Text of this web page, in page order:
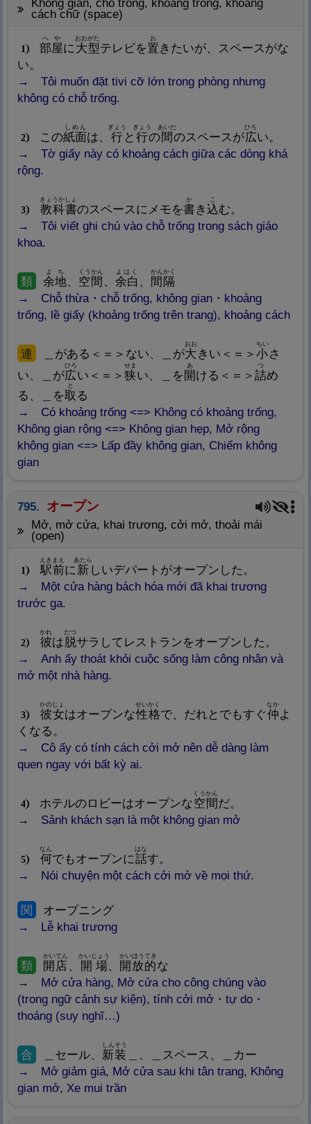
không gian, chỗ trống, khoảng trống, khoảng
cách chữ (space)
1 部屋
Nghĩa: Mái nhà, nóc nhà, nhà ở,
へや
に大型
Nghĩa: Khuôn mẫu, làm gương,
おおがた
テレビを置
お
きたいが、スペースがな
い。
Tôi muốn đặt tivi cỡ lớn trong phòng nhưng
không có chỗ trống.
2 この紙面
しめん
は、 行
ぎょう
と 行
ぎょう
の間
あいだ
のスペースが広
ひろ
い。
Tờ giấy này có khoảng cách giữa các dòng khá
rộng.
3 教科書
きょうかしょ
のスペースにメモを書
か
き込
こ
む。
Tôi viết ghi chú vào chỗ trống trong sách giáo
khoa.
類 余
Nghĩa: Thừa ra, số lẻ ra, ngoài
地
Nghĩa: Đất, địa hình
よち
、 空
Nghĩa: Rỗng không, hư không,
間
Nghĩa: Khoảng, ở giữa, bên
くうかん
、 余
Nghĩa: Thừa ra, số lẻ ra, ngoài
白
よはく
、 間 隔
かんかく
Chỗ thừa・chỗ trống, không gian・khoảng
trống, lề giấy (khoảng trống trên trang), khoảng cách
連 ＿がある＜＝＞ない、＿が大
おお
きい＜＝＞ 小
ちい
さ
い、＿が広
ひろ
い＜＝＞ 狭
せま
い、＿を 開
あ
ける＜＝＞ 詰
Nghĩa: Hỏi vặn, truy cứu, điều
つ
め
る、＿を取
と
る
Có khoảng trống <=> Không có khoảng trống,
Không gian rộng <=> Không gian hẹp, Mở rộng
không gian <=> Lấp đầy không gian, Chiếm không
gian
795. オープン
mở, mở cửa, khai trương, cởi mở, thoải mái
(open)
1 駅前
Nghĩa: Trước, trước đây, trước
えきまえ
に新
あたら
しいデパートがオープンした。
Một cửa hàng bách hóa mới đã khai trương
trước ga.
2 彼
Nghĩa: Bên kia, kẻ khác, đối
かれ
は脱
Nghĩa: Cởi, bỏ ra, thoát khỏi,
だつ
サラしてレストランをオープンした。
Anh ấy thoát khỏi cuộc sống làm công nhân và
mở một nhà hàng.
3 彼
Nghĩa: Bên kia, kẻ khác, đối
phương
女
かのじょ
はオープンな性格
せいかく
で、だれとでもすぐ仲
なか
よ
くなる。
Cô ấy có tính cách cởi mở nên dễ dàng làm
quen ngay với bất kỳ ai.
4 ホテルのロビーはオープンな空 間
くうかん
だ。
Sảnh khách sạn là một không gian mở
5 何
なん
でもオープンに話
はな
す。
Nói chuyện một cách cởi mở về mọi thứ.
関
オープニング
Lễ khai trương
類 開 店
Nghĩa: Tiệm, cửa hàng, cửa
かいてん
、 開 場
かいじょう
、 開 放的
Nghĩa: Đích thực, đích xác,
かいほうてき
な
Mở cửa hàng, Mở cửa cho công chúng vào
(trong ngữ cảnh sự kiện), tính cởi mở・tự do・
thoáng (suy nghĩ…)
合 ＿セール、 新装
しんそう
＿、＿スペース、＿カー
Mở giảm giá, Mở cửa sau khi tân trang, Không
gian mở, Xe mui trần